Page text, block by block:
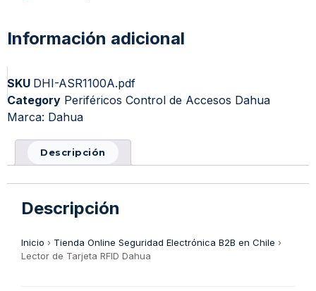
Información adicional
SKU DHI-ASR1100A.pdf
Category Periféricos Control de Accesos Dahua
Marca: Dahua
Descripción
Descripción
Inicio › Tienda Online Seguridad Electrónica B2B en Chile ›
Lector de Tarjeta RFID Dahua